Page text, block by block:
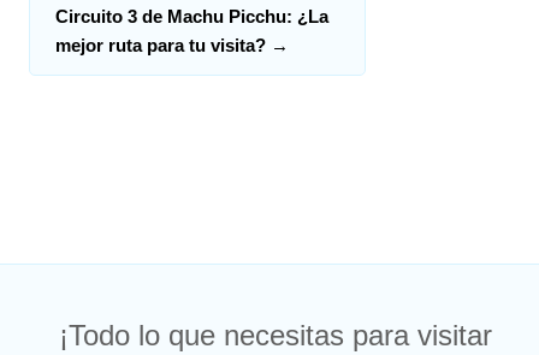
Circuito 3 de Machu Picchu: ¿La
mejor ruta para tu visita? →
¡Todo lo que necesitas para visitar